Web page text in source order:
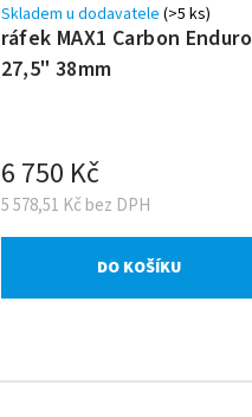
ráfek MAX1 Carbon Enduro
27,5" 38mm
Skladem u dodavatele (>5 ks)
5 578,51 Kč bez DPH
6 750 Kč
DO KOŠÍKU